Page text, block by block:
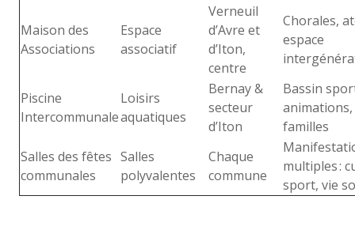
Maison des
Associations
Espace
associatif
Verneuil
d’Avre et
d’Iton,
centre
Chorales,
espace
Piscine
Intercommunale
Loisirs
aquatiques
Bernay &
secteur
d’Iton
Bassin
animations,
familles
Salles des fêtes
communales
Salles
polyvalentes
Chaque
commune
multiples :
sport, vie